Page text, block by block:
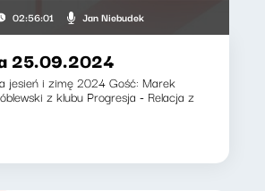
02:56:01 Jan Niebudek
25.09.2024
jesień i zimę 2024 Gość: Marek
z klubu Progresja - Relacja z